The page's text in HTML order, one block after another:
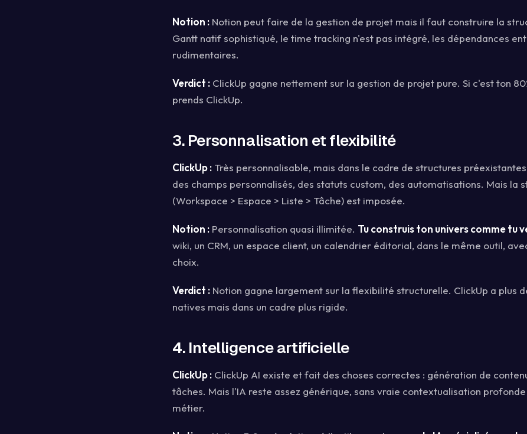
Notion : Notion peut faire de la gestion de projet mais il faut construire la
Gantt natif sophistiqué, le time tracking n'est pas intégré, les dépendances
rudimentaires.
Verdict : ClickUp gagne nettement sur la gestion de projet pure. Si c'est ton
prends ClickUp.
3. Personnalisation et flexibilité
ClickUp : Très personnalisable, mais dans le cadre de structures
des champs personnalisés, des statuts custom, des automatisations. Mais la
(Workspace > Espace > Liste > Tâche) est imposée.
Notion : Personnalisation quasi illimitée. Tu construis ton univers comme tu
wiki, un CRM, un espace client, un calendrier éditorial, dans le même outil,
choix.
Verdict : Notion gagne largement sur la flexibilité structurelle. ClickUp a plus
natives mais dans un cadre plus rigide.
4. Intelligence artificielle
ClickUp : ClickUp AI existe et fait des choses correctes : génération de
tâches. Mais l'IA reste assez générique, sans vraie contextualisation
métier.